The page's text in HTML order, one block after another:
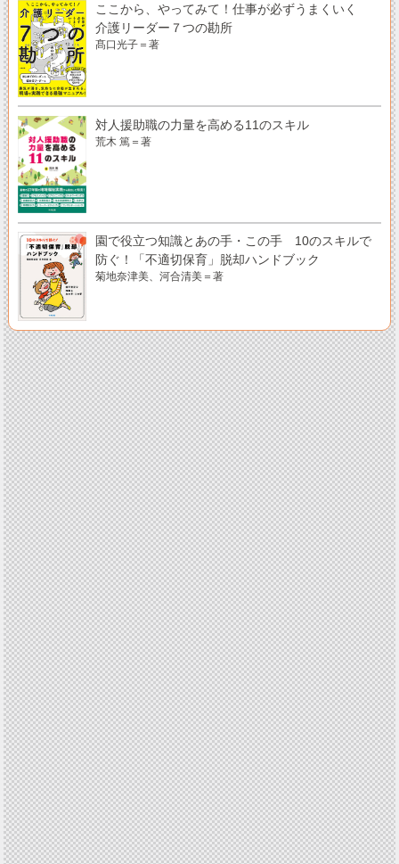
ここから、やってみて！仕事が必ずうまくいく
介護リーダー７つの勘所
髙口光子＝著
対人援助職の力量を高める11のスキル
荒木 篤＝著
園で役立つ知識とあの手・この手 10のスキルで
防ぐ！「不適切保育」脱却ハンドブック
菊地奈津美、河合清美＝著